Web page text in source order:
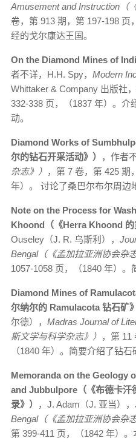
Amusement and Instruction（
卷，第 913 期，第 197-198 页
经的戈尔康达王国。
On the Diamond Mines of
者不详，H.H. Spy， Modern
Whittaker & Company 出版社
332-338 页，（1837 年）。
动。
Diamond Works of
尔的钻石开采活动》）
，作者
杂志》） ，第 7 卷，第 425 期
年）。 讨论了桑巴尔布尔周边
Note on the Process for
Khoond（《Herra Khoond 的
Ouseley（J. R. 乌斯利），
Bengal（《孟加拉亚洲协会杂志
1057-1058 页，（1840 年）。
Diamond Mines of
尔纳尔的 Ramulacota 钻石矿》
尔德）， Madras Journal of
斯文学与科学杂志》） ，第 11
（1840 年）。简要介绍了钻石
Memoranda on the Geology
and Jubbulpore（《布德卡汗
录》）
，J. Adam（J. 亚当），
Bengal（《孟加拉亚洲协会杂志
第 399-411 页，（1842 年）